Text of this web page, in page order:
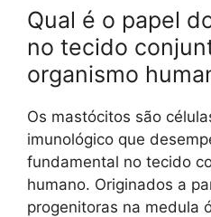
Qual é o papel
no tecido
organismo
Os mastócitos são
imunológico que
fundamental no tecido
humano. Originados a
progenitoras na medula